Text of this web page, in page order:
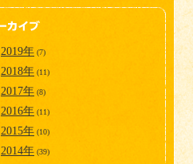
2019年 (7)
2018年 (11)
2017年 (8)
2016年 (11)
2015年 (10)
2014年 (39)